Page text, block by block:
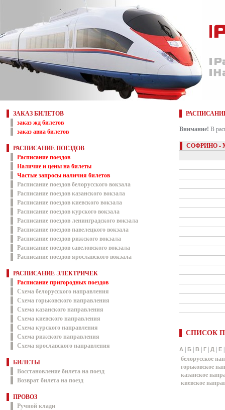
ЗАКАЗ БИЛЕТОВ
заказ жд билетов
заказ авиа билетов
РАСПИСАНИЕ ПОЕЗДОВ
Расписание поездов
Наличие и цены на билеты
Частые запросы наличия билетов
Расписание поездов белорусского вокзала
Расписание поездов казанского вокзала
Расписание поездов киевского вокзала
Расписание поездов курского вокзала
Расписание поездов ленинградского вокзала
Расписание поездов павелецкого вокзала
Расписание поездов рижского вокзала
Расписание поездов савеловского вокзала
Расписание поездов ярославского вокзала
РАСПИСАНИЕ ЭЛЕКТРИЧЕК
Расписание пригородных поездов
Схема белорусского направления
Схема горьковского направления
Схема казанского направления
Схема киевского направления
Схема курского направления
Схема рижского направления
Схема ярославского направления
БИЛЕТЫ
Восстановление билета на поезд
Возврат билета на поезд
ПРОВОЗ
Ручной клади
Внимание! В
СОФРИНО -
СПИСОК
А Б В Г Д Е
белорусское
горьковское
казанское
киевское